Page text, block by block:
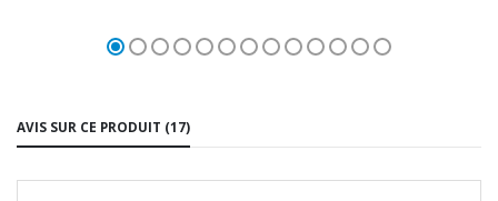
AVIS SUR CE PRODUIT (17)